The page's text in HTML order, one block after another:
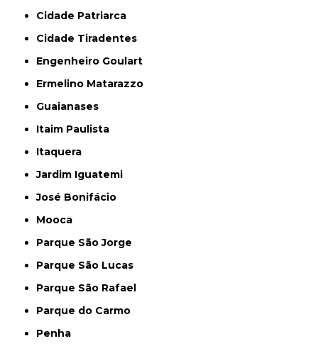
Cidade Patriarca
Cidade Tiradentes
Engenheiro Goulart
Ermelino Matarazzo
Guaianases
Itaim Paulista
Itaquera
Jardim Iguatemi
José Bonifácio
Mooca
Parque São Jorge
Parque São Lucas
Parque São Rafael
Parque do Carmo
Penha